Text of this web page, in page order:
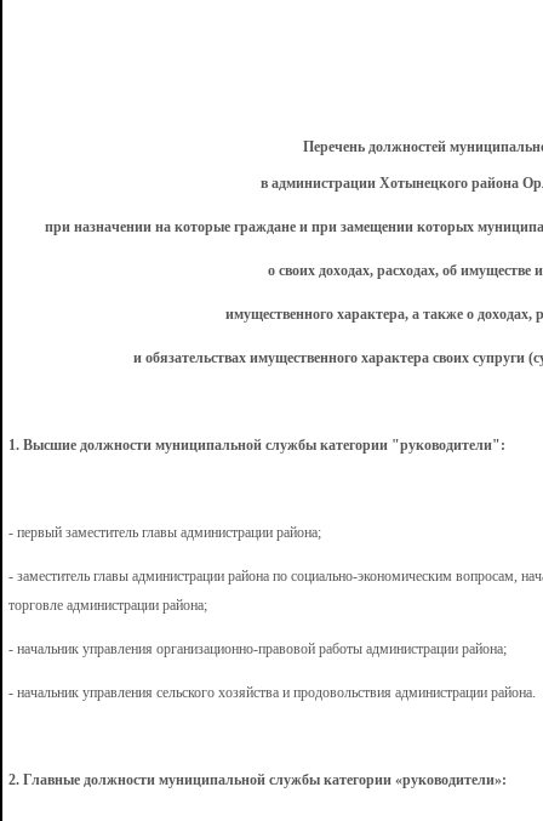
Перечень должностей
в администрации Хотынецкого района
при назначении на которые граждане и при замещении которых
о своих доходах, расходах, об имуществе
имущественного характера, а также о доходах,
и обязательствах имущественного характера своих супруги
1. Высшие должности муниципальной службы категории "руководители":
- первый заместитель главы администрации района;
- заместитель главы администрации района по социально-экономическим вопросам,
торговле администрации района;
- начальник управления организационно-правовой работы администрации района;
- начальник управления сельского хозяйства и продовольствия администрации района.
2. Главные должности муниципальной службы категории «руководители»: